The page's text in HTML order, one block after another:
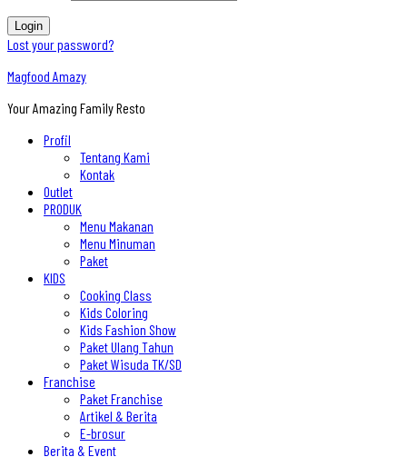
Login
Lost your password?
Magfood Amazy
Your Amazing Family Resto
Profil
Tentang Kami
Kontak
Outlet
PRODUK
Menu Makanan
Menu Minuman
Paket
KIDS
Cooking Class
Kids Coloring
Kids Fashion Show
Paket Ulang Tahun
Paket Wisuda TK/SD
Franchise
Paket Franchise
Artikel & Berita
E-brosur
Berita & Event